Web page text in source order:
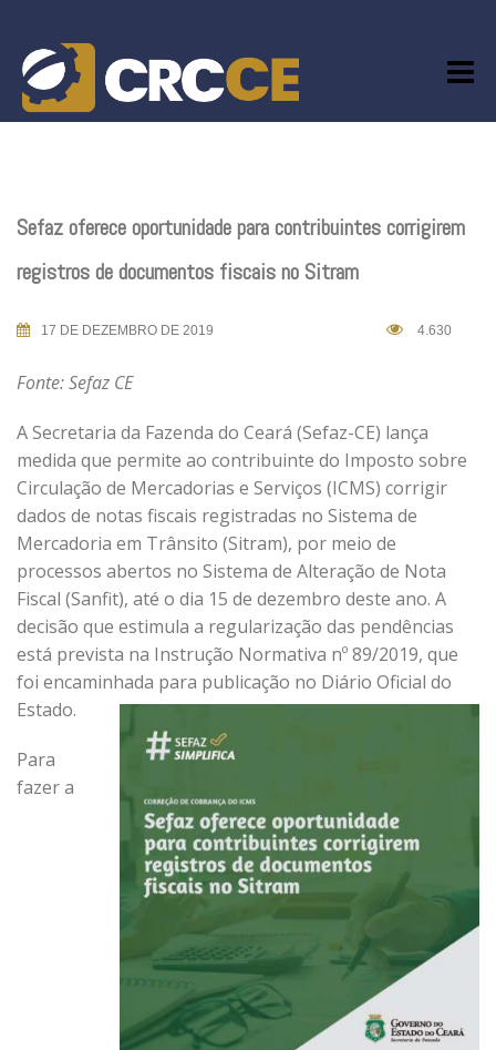
content
Sefaz oferece oportunidade para contribuintes corrigirem
registros de documentos fiscais no Sitram
17 DE DEZEMBRO DE 2019 4.630
Fonte: Sefaz CE
A Secretaria da Fazenda do Ceará (Sefaz-CE) lança
medida que permite ao contribuinte do Imposto sobre
Circulação de Mercadorias e Serviços (ICMS) corrigir
dados de notas fiscais registradas no Sistema de
Mercadoria em Trânsito (Sitram), por meio de
processos abertos no Sistema de Alteração de Nota
Fiscal (Sanfit), até o dia 15 de dezembro deste ano. A
decisão que estimula a regularização das pendências
está prevista na Instrução Normativa nº 89/2019, que
foi encaminhada para publicação no Diário Oficial do
Estado.
Para
fazer a